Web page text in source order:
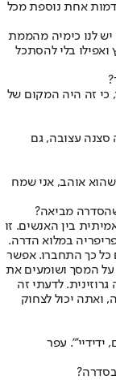
אחת נוספת מכל
יש לנו כימיה מהממת
ואפילו בלי להסתכל
כי זה היה המקום של
סצנה עצובה, גם
אוהב, אני שמח
מביאה?
בין האנשים. זו
במלוא הדרה.
כל כך התחברו. אפשר
המסך ושומעים את
לדעתי זה
יכול לצחוק
ידידיי'". עפר